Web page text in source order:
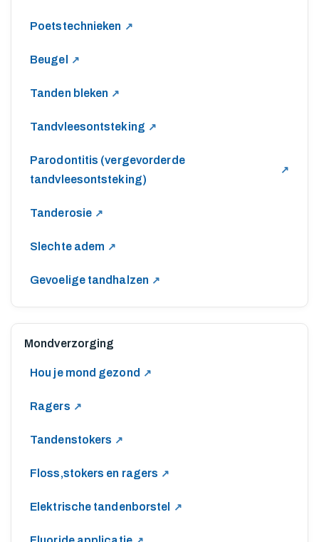
N
Poetstechnieken
Beugel
Tanden bleken
Tandvleesontsteking
Parodontitis (vergevorderde
tandvleesontsteking)
Tanderosie
Slechte adem
Gevoelige tandhalzen
Mondverzorging
Hou je mond gezond
Ragers
Tandenstokers
Floss,stokers en ragers
Elektrische tandenborstel